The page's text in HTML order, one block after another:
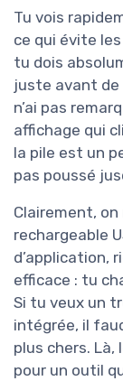
Tu vois
ce qui évite
tu dois
juste avant de
n’ai pas
affichage qui
la pile est un
pas poussé
Clairement, on
rechargeable
d’application,
efficace : tu
Si tu veux un
intégrée, il
plus chers. Là,
pour un outil